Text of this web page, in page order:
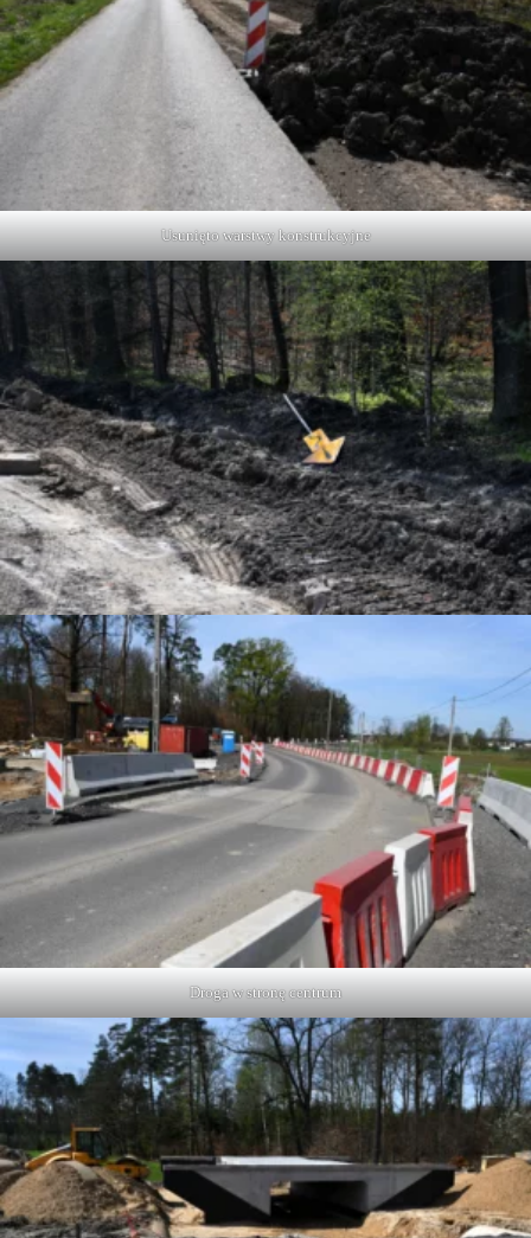
Usunięto warstwy konstrukcyjne
Droga w stronę centrum